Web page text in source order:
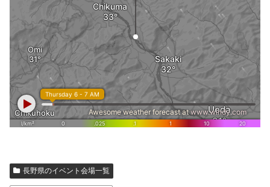
長野県のイベント会場一覧